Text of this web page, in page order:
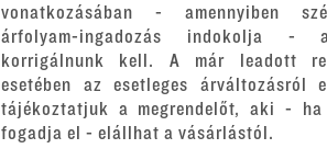
vonatkozásában - amennyiben
árfolyam-ingadozás indokolja -
korrigálnunk kell. A már leadott
esetében az esetleges árváltozásról
tájékoztatjuk a megrendelőt, aki - ha
fogadja el - elállhat a vásárlástól.